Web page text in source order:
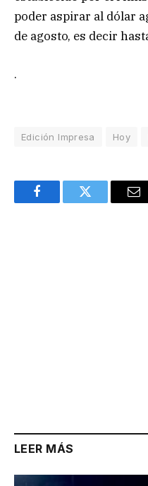
poder aspirar al dólar
de agosto, es decir
.
Edición Impresa Hoy
FacebookTwitter
LEER MÁS